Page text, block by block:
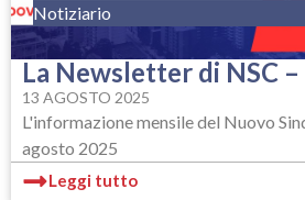
Notiziario
La Newsletter di NSC
13 AGOSTO 2025
L'informazione mensile del Nuovo
agosto 2025
Leggi tutto